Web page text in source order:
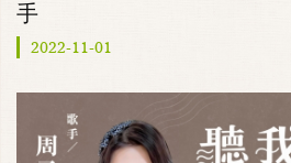
手
2022-11-01